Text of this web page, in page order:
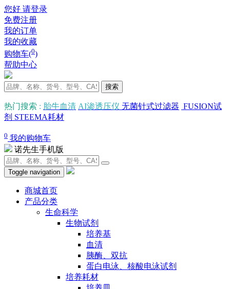
您好 请登录
免费注册
我的订单
我的收藏
购物车(0)
帮助中心
搜索
热门搜索 : 胎牛血清 AI渗透压仪 无菌针式过滤器 FUSION试
剂 STEEMA耗材
0 我的购物车
诺先生手机版
Toggle navigation
商城首页
产品分类
生命科学
生物试剂
培养基
血清
胰酶、双抗
蛋白电泳、核酸电泳试剂
培养耗材